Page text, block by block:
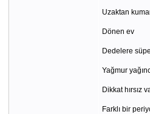
Uzaktan
Dönen ev
Dedelere
Yağmur
Dikkat hırsız
Farklı bir